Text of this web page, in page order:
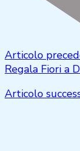
Articolo
Regala Fiori a
Articolo